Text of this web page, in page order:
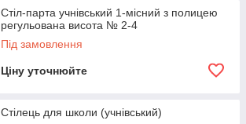
Стіл-парта учнівський 1-місний з полицею
регульована висота № 2-4
Під замовлення
Ціну уточнюйте
Стілець для школи (учнівський)